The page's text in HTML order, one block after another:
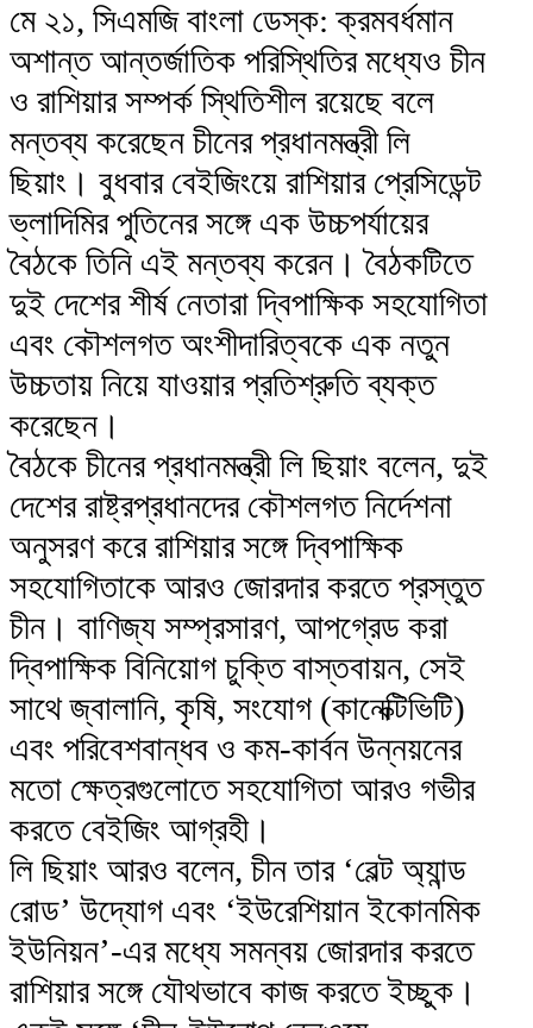
মে ২১, সিএমজি বাংলা ডেস্ক: ক্রমবর্ধমান
অশান্ত আন্তর্জাতিক পরিস্থিতির মধ্যেও চীন
ও রাশিয়ার সম্পর্ক স্থিতিশীল রয়েছে বলে
মন্তব্য করেছেন চীনের প্রধানমন্ত্রী লি
ছিয়াং। বুধবার বেইজিংয়ে রাশিয়ার প্রেসিডেন্ট
ভ্লাদিমির পুতিনের সঙ্গে এক উচ্চপর্যায়ের
বৈঠকে তিনি এই মন্তব্য করেন। বৈঠকটিতে
দুই দেশের শীর্ষ নেতারা দ্বিপাক্ষিক সহযোগিতা
এবং কৌশলগত অংশীদারিত্বকে এক নতুন
উচ্চতায় নিয়ে যাওয়ার প্রতিশ্রুতি ব্যক্ত
করেছেন।
বৈঠকে চীনের প্রধানমন্ত্রী লি ছিয়াং বলেন, দুই
দেশের রাষ্ট্রপ্রধানদের কৌশলগত নির্দেশনা
অনুসরণ করে রাশিয়ার সঙ্গে দ্বিপাক্ষিক
সহযোগিতাকে আরও জোরদার করতে প্রস্তুত
চীন। বাণিজ্য সম্প্রসারণ, আপগ্রেড করা
দ্বিপাক্ষিক বিনিয়োগ চুক্তি বাস্তবায়ন, সেই
সাথে জ্বালানি, কৃষি, সংযোগ (কানেক্টিভিটি)
এবং পরিবেশবান্ধব ও কম-কার্বন উন্নয়নের
মতো ক্ষেত্রগুলোতে সহযোগিতা আরও গভীর
করতে বেইজিং আগ্রহী।
লি ছিয়াং আরও বলেন, চীন তার ‘বেল্ট অ্যান্ড
রোড’ উদ্যোগ এবং ‘ইউরেশিয়ান ইকোনমিক
ইউনিয়ন’-এর মধ্যে সমন্বয় জোরদার করতে
রাশিয়ার সঙ্গে যৌথভাবে কাজ করতে ইচ্ছুক।